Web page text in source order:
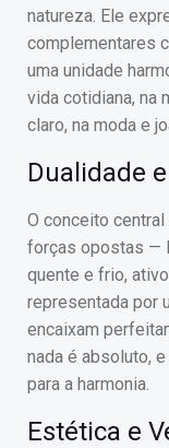
natureza. Ele
complementares
uma unidade
vida cotidiana, na
claro, na moda e
Dualidade
O conceito
forças opostas —
quente e frio,
representada por
encaixam
nada é absoluto,
para a harmonia.
Estética e